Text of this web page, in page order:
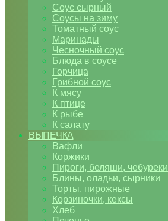
Соус сырный
Соусы на зиму
Томатный соус
Маринады
Чесночный соус
Блюда в соусе
Горчица
Грибной соус
К мясу
К птице
К рыбе
К салату
ВЫПЕЧКА
Вафли
Коржики
Пироги, беляши, чебуреки
Блины, оладьи, сырники
Торты, пирожные
Корзиночки, кексы
Хлеб